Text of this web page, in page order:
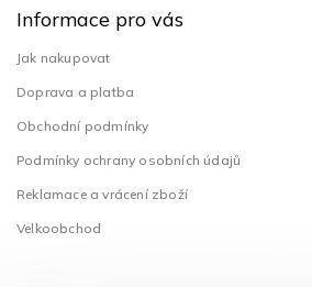
Informace pro vás
Jak nakupovat
Doprava a platba
Obchodní podmínky
Podmínky ochrany osobních údajů
Reklamace a vrácení zboží
Velkoobchod